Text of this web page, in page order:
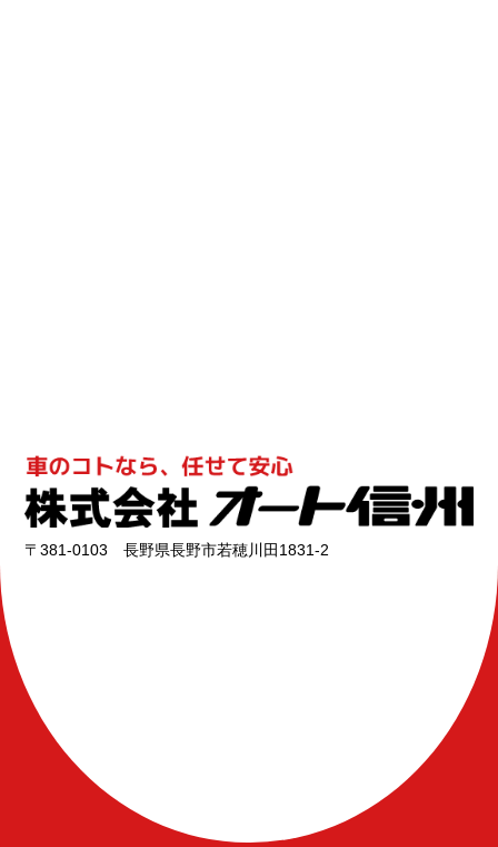
〒381-0103 長野県長野市若穂川田1831-2